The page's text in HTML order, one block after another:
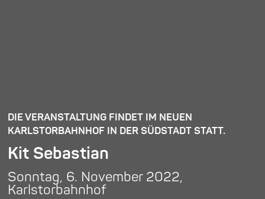
DIE VERANSTALTUNG FINDET IM NEUEN
KARLSTORBAHNHOF IN DER SÜDSTADT STATT.
Kit Sebastian
Sonntag, 6. November 2022,
Karlstorbahnhof